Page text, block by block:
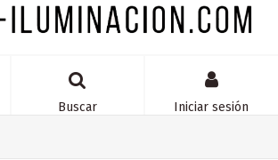
Buscar Iniciar sesión